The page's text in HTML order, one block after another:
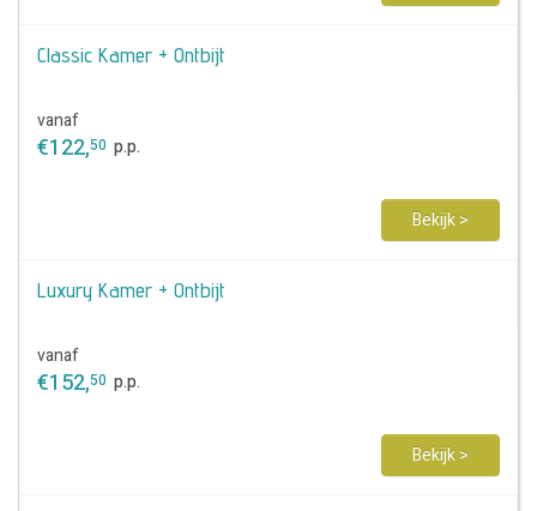
Classic Kamer + Ontbijt
vanaf
€122,50 p.p.
Bekijk >
Luxury Kamer + Ontbijt
vanaf
€152,50 p.p.
Bekijk >